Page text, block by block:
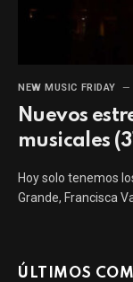
NEW MUSIC FRIDAY
Nuevos
musicales
Hoy solo tenemos
Grande, Francisca
ÚLTIMOS